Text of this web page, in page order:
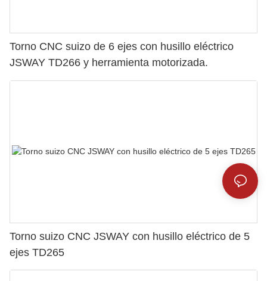
Torno CNC suizo de 6 ejes con husillo eléctrico
JSWAY TD266 y herramienta motorizada.
Torno suizo CNC JSWAY con husillo eléctrico de 5
ejes TD265